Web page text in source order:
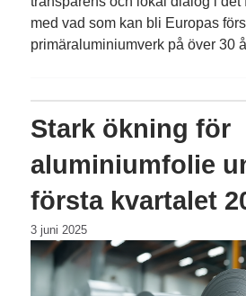
med vad som kan bli Europas
primäraluminiumverk på över 30
Stark ökning för
aluminiumfolie
första kvartalet
3 juni 2025